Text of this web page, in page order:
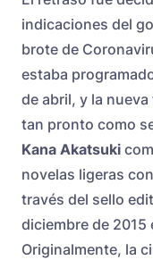
indicaciones del
brote de
estaba
de abril, y la
tan pronto como
Kana Akatsuki
novelas ligeras
través del sello
diciembre de 2015
Originalmente, la